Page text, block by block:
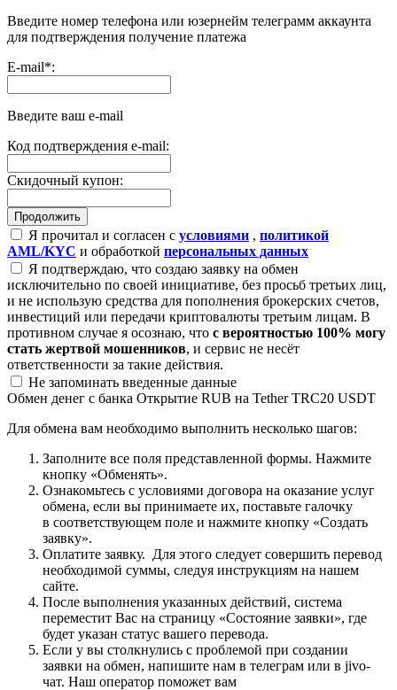
Введите номер телефона или юзернейм телеграмм аккаунта
для подтверждения получение платежа
E-mail*:
Введите ваш e-mail
Код подтверждения e-mail:
Скидочный купон:
Я прочитал и согласен с условиями , политикой
AML/KYC и обработкой персональных данных
Я подтверждаю, что создаю заявку на обмен
исключительно по своей инициативе, без просьб третьих лиц,
и не использую средства для пополнения брокерских счетов,
инвестиций или передачи криптовалюты третьим лицам. В
противном случае я осознаю, что с вероятностью 100% могу
стать жертвой мошенников, и сервис не несёт
ответственности за такие действия.
Не запоминать введенные данные
Обмен денег с банка Открытие RUB на Tether TRC20 USDT
Для обмена вам необходимо выполнить несколько шагов:
Заполните все поля представленной формы. Нажмите
кнопку «Обменять».
Ознакомьтесь с условиями договора на оказание услуг
обмена, если вы принимаете их, поставьте галочку
в соответствующем поле и нажмите кнопку «Создать
заявку».
Оплатите заявку. Для этого следует совершить перевод
необходимой суммы, следуя инструкциям на нашем
сайте.
После выполнения указанных действий, система
переместит Вас на страницу «Состояние заявки», где
будет указан статус вашего перевода.
Если у вы столкнулись с проблемой при создании
заявки на обмен, напишите нам в телеграм или в jivo-
чат. Наш оператор поможет вам